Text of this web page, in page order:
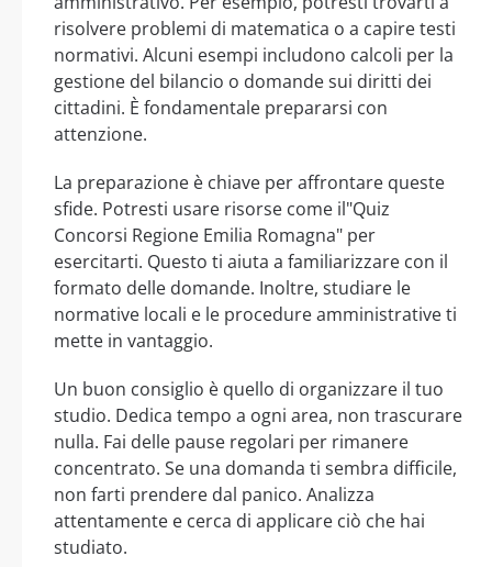
risolvere problemi di matematica o a capire testi
normativi. Alcuni esempi includono calcoli per la
gestione del bilancio o domande sui diritti dei
cittadini. È fondamentale prepararsi con
attenzione.
La preparazione è chiave per affrontare queste
sfide. Potresti usare risorse come il"Quiz
Concorsi Regione Emilia Romagna" per
esercitarti. Questo ti aiuta a familiarizzare con il
formato delle domande. Inoltre, studiare le
normative locali e le procedure amministrative ti
mette in vantaggio.
Un buon consiglio è quello di organizzare il tuo
studio. Dedica tempo a ogni area, non trascurare
nulla. Fai delle pause regolari per rimanere
concentrato. Se una domanda ti sembra difficile,
non farti prendere dal panico. Analizza
attentamente e cerca di applicare ciò che hai
studiato.